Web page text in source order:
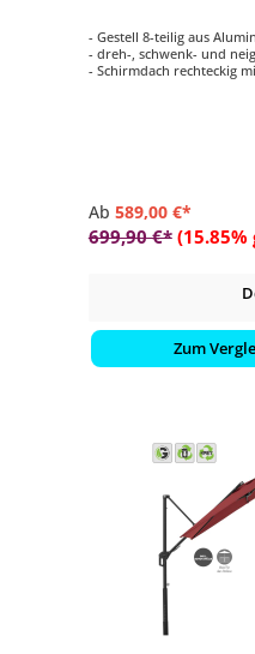
- Gestell 8-teilig aus
- dreh-, schwenk- und
- Schirmdach rechteckig
Ab 589,00 €*
699,90 €*
Zum